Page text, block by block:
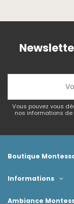
Vous pouvez vous
nos informations
Boutique
Informations
Ambiance